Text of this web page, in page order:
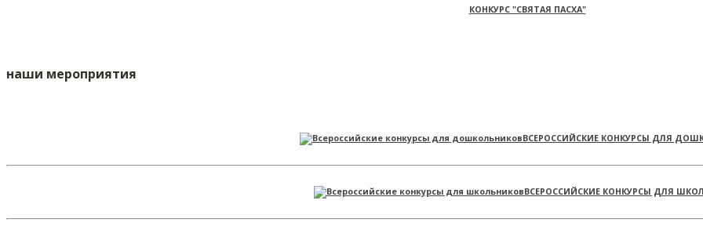
КОНКУРС "СВЯТАЯ ПАСХА"
наши мероприятия
ВСЕРОССИЙСКИЕ КОНКУРСЫ ДЛЯ
ВСЕРОССИЙСКИЕ КОНКУРСЫ ДЛЯ